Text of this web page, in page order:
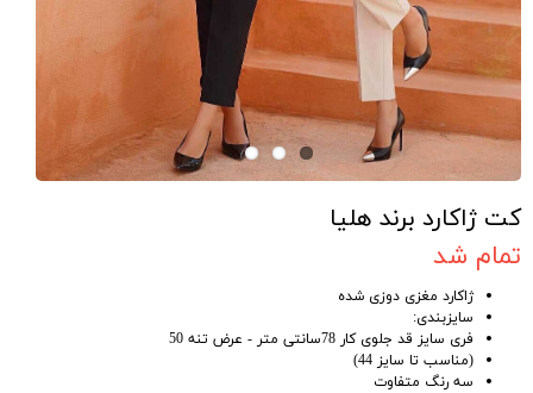
کت ژاکارد برند هلیا
تمام شد
ژاکارد مغزی دوزی شده
سایزبندی:
فری سایز قد جلوی کار 78سانتی متر - عرض تنه 50
(مناسب تا سایز 44)
سه رنگ متفاوت